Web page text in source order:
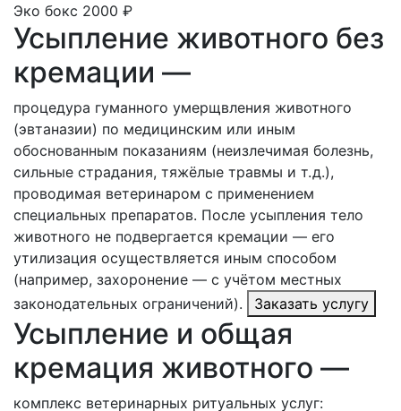
Эко бокс 2000 ₽
Усыпление животного без
кремации —
процедура гуманного умерщвления животного
(эвтаназии) по медицинским или иным
обоснованным показаниям (неизлечимая болезнь,
сильные страдания, тяжёлые травмы и т. д.),
проводимая ветеринаром с применением
специальных препаратов. После усыпления тело
животного не подвергается кремации — его
утилизация осуществляется иным способом
(например, захоронение — с учётом местных
законодательных ограничений).
Заказать услугу
Усыпление и общая
кремация животного —
комплекс ветеринарных ритуальных услуг: